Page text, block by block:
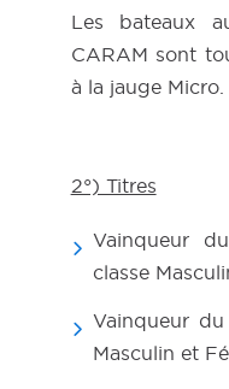
Les bateaux
CARAM sont
à la jauge Micro.
2°) Titres
Vainqueur
classe
Vainqueur
Masculin et